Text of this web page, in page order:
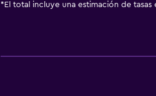
* El total incluye una estimación de